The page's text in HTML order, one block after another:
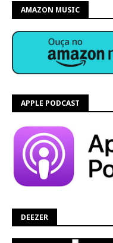
AMAZON MUSIC
APPLE PODCAST
DEEZER